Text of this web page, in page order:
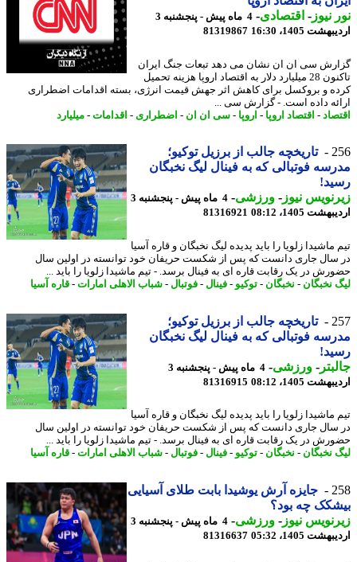
نیوز-اقتصادی-
4 ماه پیش - پنجشنبه 3
1405، 16:30
81319867
سی ان ان نشان می دهد تبعات جنگ ایران
تاکنون 28 میلیارد دلار به اقتصاد اروپا هزینه تحمیل
و بروکسل برای کاهش اثر جهش قیمت انرژی، بسته اقدامات اضطراری
داده است. - گزارش سی ...
-اقتصاد اروپا - اروپا - سی ان ان- اضطراری - اقدامات -میلیارد
تاریخچه جالب از برزیل توکیو؛
فوتبالی که به فینال لیگ نخبگان
نیوز-ورزشی-
4 ماه پیش - پنجشنبه 3
1405، 08:12
81316921
ماشیدا زلویا را باید پدیده لیگ نخبگان و قاره آسیا
جاری دانست که پس از شکست حریفان خود توانسته در اولین سال
در یک رقابت قاره ای به فینال برسد. - تیم ماشیدا زلویا را باید ...
نخبگان-نخبگان-توکیو-فینال-فوتبال-شباب الاهلی امارات- قاره آسیا
تاریخچه جالب از برزیل توکیو؛
فوتبالی که به فینال لیگ نخبگان
-ورزشی-
4 ماه پیش - پنجشنبه 3
1405، 08:12
81316915
ماشیدا زلویا را باید پدیده لیگ نخبگان و قاره آسیا
جاری دانست که پس از شکست حریفان خود توانسته در اولین سال
در یک رقابت قاره ای به فینال برسد. - تیم ماشیدا زلویا را باید ...
نخبگان-نخبگان-توکیو-فینال-فوتبال-شباب الاهلی امارات- قاره آسیا
جایزه آرش یوشیدا بابت طلای آسیایی
چه بود؟
نیوز-ورزشی-
4 ماه پیش - پنجشنبه 3
1405، 05:32
81316637